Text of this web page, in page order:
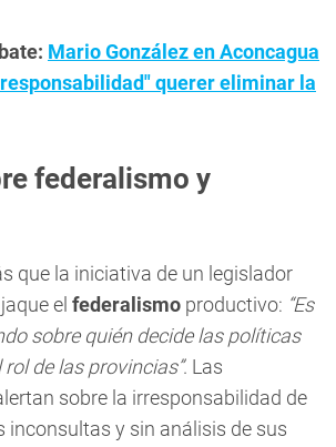
Mario González en Aconcagua
querer eliminar la
federalismo y
que la iniciativa de un legislador
el federalismo productivo: “Es
sobre quién decide las políticas
de las provincias”. Las
sobre la irresponsabilidad de
inconsultas y sin análisis de sus